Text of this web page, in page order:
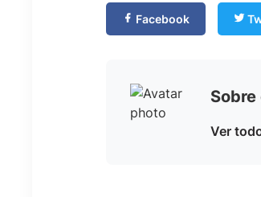
Facebook
Ver